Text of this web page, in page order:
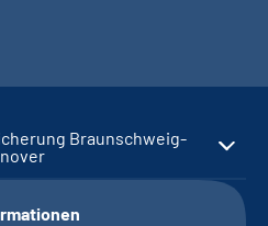
Braunschweig-